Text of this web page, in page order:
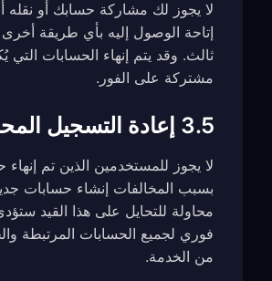
لا يجوز لك مشاركة حسابك أو نقله
إتاحة الوصول إليه بأي طريقة
ثالث. وقد يتم إنهاء الحسابات التي
مشتركة على الفور.
3.5 إعادة التسجيل المحظورة
لا يجوز للمستخدمين الذين تم إنهاء
بسبب المخالفات إنشاء حسابات
محاولة للتحايل على هذا القيد
فوري لجميع الحسابات المرتبطة
من الخدمة.